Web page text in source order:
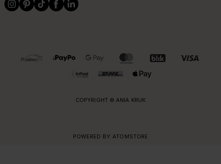
OBSŁUGIWANE FORMY PŁATNOŚCI I DOSTAWY
COPYRIGHT © ANIA KRUK
POWERED BY: ATOMSTORE